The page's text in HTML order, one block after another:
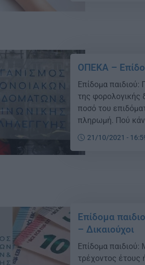
ΟΠΕΚΑ –
Επίδομα
της φορολογικής
ποσό του
πληρωμή. Πού
την αίτηση Α21
διαδικτυακού
πρόσβασης του […]
21/10/2021 -
Επίδομα
– Δικαιούχοι
Επίδομα
τρέχοντος έτους